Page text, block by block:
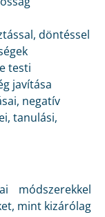
döntéssel
testi
javítása
negatív
tanulási,
módszerekkel
mint kizárólag